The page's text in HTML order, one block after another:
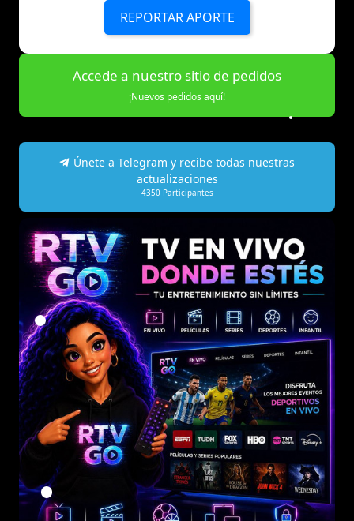
REPORTAR APORTE
Accede a nuestro sitio de pedidos
¡Nuevos pedidos aquí!
Únete a Telegram y recibe todas nuestras
actualizaciones
4350 Participantes